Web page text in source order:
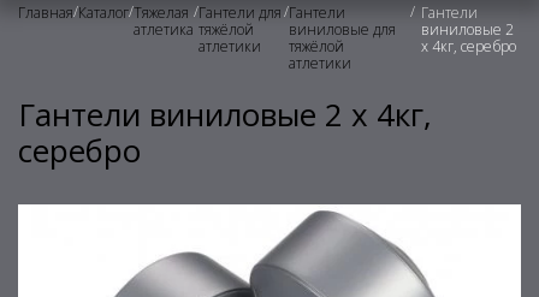
Главная/Каталог/Тяжелая
атлетика
/Гантели для
тяжёлой
атлетики
/Гантели
виниловые для
тяжёлой
атлетики
/ Гантели
виниловые 2
х 4кг, серебро
Гантели виниловые 2 х 4кг,
серебро